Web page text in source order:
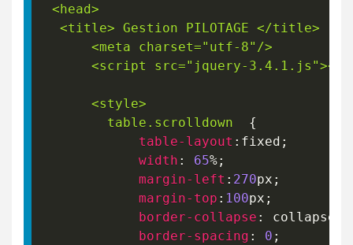
<head>
  <title
> Gestion PILOTAGE </title>
      <meta charset="utf-8"/
>
      <script src="jquery-3
.4 .1 .js "></
      <style
>
        table
.scrolldown
{
table-layout : fixed ;
width : 65%;
margin-left : 270px ;
margin-top : 100px ;
border-collapse : collapse
border-spacing : 0 ;